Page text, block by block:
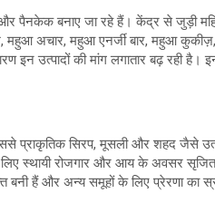
पैनकेक बनाए जा रहे हैं। केंद्र से जुड़ी
अचार, महुआ एनर्जी बार, महुआ
इन उत्पादों की मांग लगातार बढ़ रही है।
सिरप, मूसली और शहद जैसे
स्थायी रोजगार और आय के अवसर
हैं और अन्य समूहों के लिए प्रेरणा का